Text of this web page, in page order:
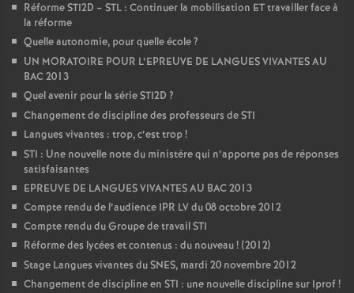
Réforme STI2D – STL : Continuer la mobilisation ET travailler face à
la réforme
Quelle autonomie, pour quelle école?
UN MORATOIRE POUR L’EPREUVE DE LANGUES VIVANTES AU
BAC 2013
Quel avenir pour la série STI2D ?
Changement de discipline des professeurs de STI
Langues vivantes : trop, c’est trop!
STI : Une nouvelle note du ministére qui n’apporte pas de réponses
satisfaisantes
EPREUVE DE LANGUES VIVANTES AU BAC 2013
Compte rendu de l’audience IPR LV du 08 octobre 2012
Compte rendu du Groupe de travail STI
Réforme des lycées et contenus : du nouveau! (2012)
Stage Langues vivantes du SNES, mardi 20 novembre 2012
Changement de discipline en STI : une nouvelle discipline sur Iprof!